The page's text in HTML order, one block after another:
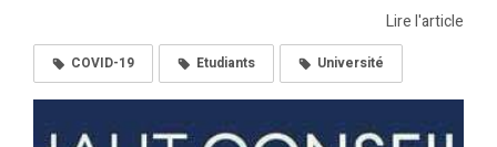
Lire l'article
COVID-19 Etudiants Université